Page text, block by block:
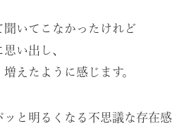
いてこなかったけれど
い出し、
えたように感じます。
ッと明るくなる不思議な存在感